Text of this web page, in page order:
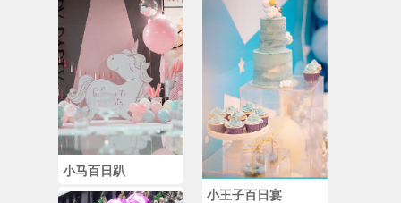
小马百日趴
小王子百日宴